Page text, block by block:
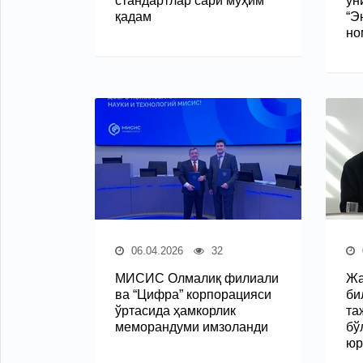
қадам
06.04.2026 32
МИСИС Олмалиқ филиали
ва “Цифра” корпорацияси
ўртасида ҳамкорлик
меморандуми имзоланди